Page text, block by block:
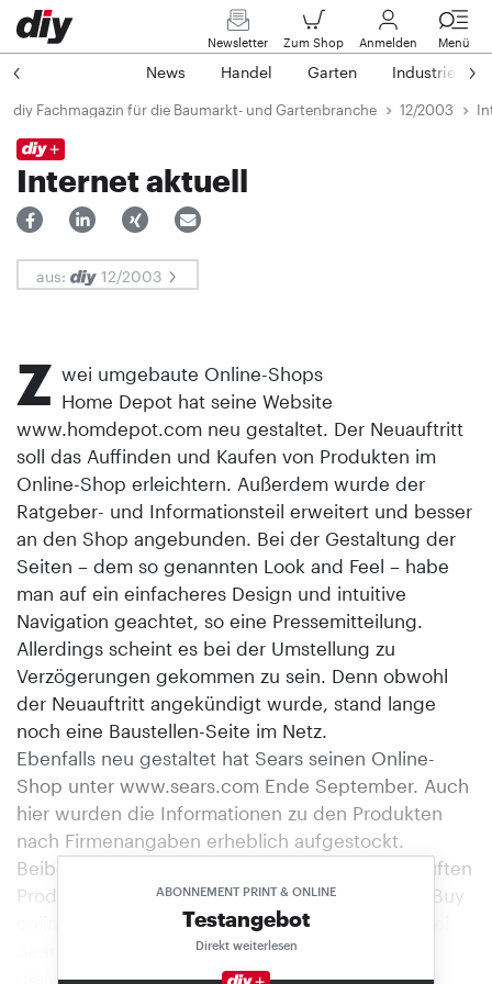
Newsletter Zum Shop Anmelden Menü
News Handel Garten Industrie
diy Fachmagazin für die Baumarkt- und Gartenbranche 12/2003
Internet aktuell
aus: 12/2003
ABONNEMENT PRINT & ONLINE
Testangebot
Direkt weiterlesen
Z wei umgebaute Online-Shops
Home Depot hat seine Website
www.homdepot.com neu gestaltet. Der Neuauftritt
soll das Auffinden und Kaufen von Produkten im
Online-Shop erleichtern. Außerdem wurde der
Ratgeber- und Informationsteil erweitert und besser
an den Shop angebunden. Bei der Gestaltung der
Seiten – dem so genannten Look and Feel – habe
man auf ein einfacheres Design und intuitive
Navigation geachtet, so eine Pressemitteilung.
Allerdings scheint es bei der Umstellung zu
Verzögerungen gekommen zu sein. Denn obwohl
der Neuauftritt angekündigt wurde, stand lange
noch eine Baustellen-Seite im Netz.
Ebenfalls neu gestaltet hat Sears seinen Online-
Shop unter www.sears.com Ende September. Auch
hier wurden die Informationen zu den Produkten
nach Firmenangaben erheblich aufgestockt.
Beibehalten wurde die Option, die online gekauften
Produkte im nächsten Sears-Markt abzuholen („Buy
online. Pick-Up in Store“). Fast 40 Prozent der bei
Sears im Internet getätigten Käufe werden auf
diesem Weg abgewickelt. Unter anderem in den